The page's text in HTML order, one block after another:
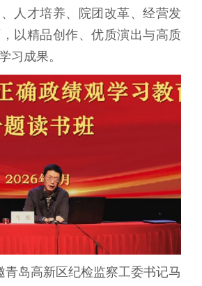
人才培养、院团改革、经营发
以精品创作、优质演出与高质
习成果。
青岛高新区纪检监察工委书记马